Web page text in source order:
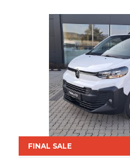
FINAL SALE